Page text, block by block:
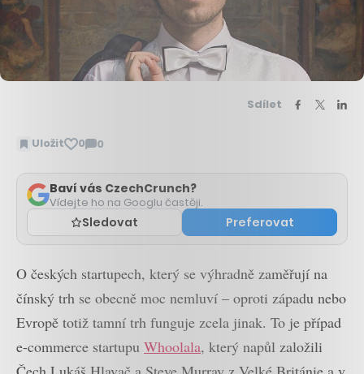
Sdílet
Uložit 0 0
Zobrazit
Baví vás CzechCrunch?
Vídejte ho na Googlu častěji.
Sledovat Preferovat
O českých startupech, který se výhradně zaměřují na
čínský trh se obecně moc nemluví – oproti západu nebo
Evropě totiž tamní trh funguje zcela jinak. To je případ
e-commerce startupu Whoolala, který napůl založili